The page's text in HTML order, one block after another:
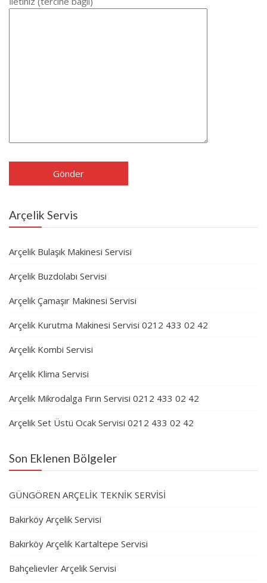
Arçelik Servis
Arçelik Bulaşık Makinesi Servisi
Arçelik Buzdolabı Servisi
Arçelik Çamaşır Makinesi Servisi
Arçelik Kurutma Makinesi Servisi 0212 433 02 42
Arçelik Kombi Servisi
Arçelik Klima Servisi
Arçelik Mikrodalga Fırın Servisi 0212 433 02 42
Arçelik Set Üstü Ocak Servisi 0212 433 02 42
Son Eklenen Bölgeler
GÜNGÖREN ARÇELİK TEKNİK SERVİSİ
Bakırköy Arçelik Servisi
Bakırköy Arçelik Kartaltepe Servisi
Bahçelievler Arçelik Servisi